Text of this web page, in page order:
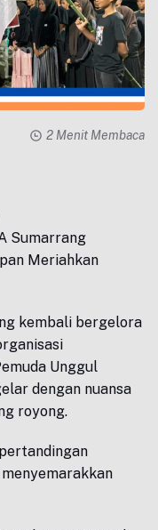
2 Menit Membaca
Sumarrang
Meriahkan
kembali bergelora
Unggul
dengan nuansa
royong.